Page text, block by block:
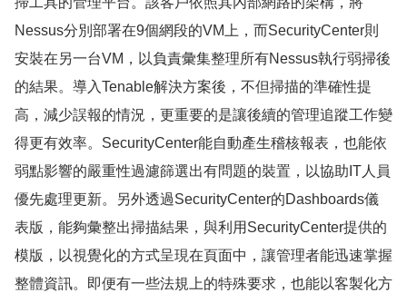
Nessus分別部署在9個網段的VM上，而SecurityCenter則
安裝在另一台VM，以負責彙集整理所有Nessus執行弱掃後
的結果。導入Tenable解決方案後，不但掃描的準確性提
高，減少誤報的情況，更重要的是讓後續的管理追蹤工作變
得更有效率。SecurityCenter能自動產生稽核報表，也能依
弱點影響的嚴重性過濾篩選出有問題的裝置，以協助IT人員
優先處理更新。另外透過SecurityCenter的Dashboards儀
表版，能夠彙整出掃描結果，與利用SecurityCenter提供的
模版，以視覺化的方式呈現在頁面中，讓管理者能迅速掌握
整體資訊。即便有一些法規上的特殊要求，也能以客製化方